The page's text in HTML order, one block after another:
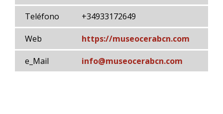
Teléfono +34933172649
Web https://museocerabcn.com
e_Mail info@museocerabcn.com